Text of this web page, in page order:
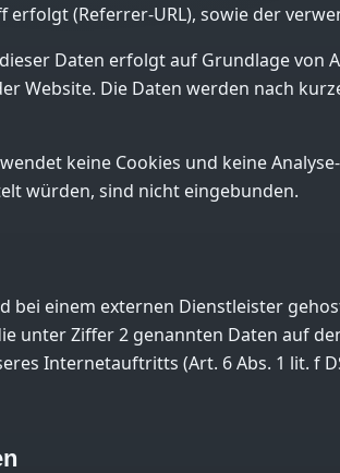
erfolgt (Referrer-URL), sowie der
Daten erfolgt auf Grundlage von
Website. Die Daten werden nach
keine Cookies und keine
würden, sind nicht eingebunden.
bei einem externen Dienstleister
unter Ziffer 2 genannten Daten auf
Internetauftritts (Art. 6 Abs. 1 lit. f